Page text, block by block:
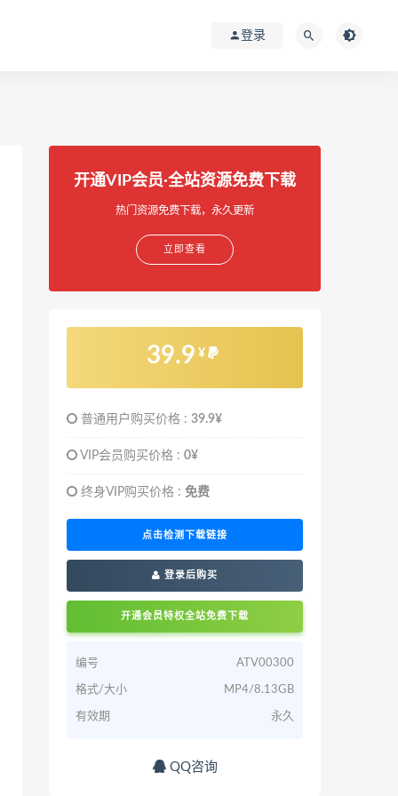
登录
开通VIP会员·全站资源免费下载
热门资源免费下载，永久更新
立即查看
39.9 ¥
普通用户购买价格 : 39.9¥
VIP会员购买价格 : 0¥
终身VIP购买价格 : 免费
点击检测下载链接
登录后购买
开通会员特权全站免费下载
编号 ATV00300
格式/大小 MP4/8.13GB
有效期 永久
QQ咨询